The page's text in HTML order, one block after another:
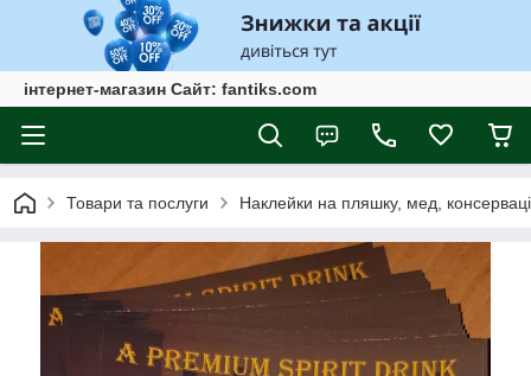
інтернет-магазин Сайт: fantiks.com
Товари та послуги Наклейки на пляшку, мед,